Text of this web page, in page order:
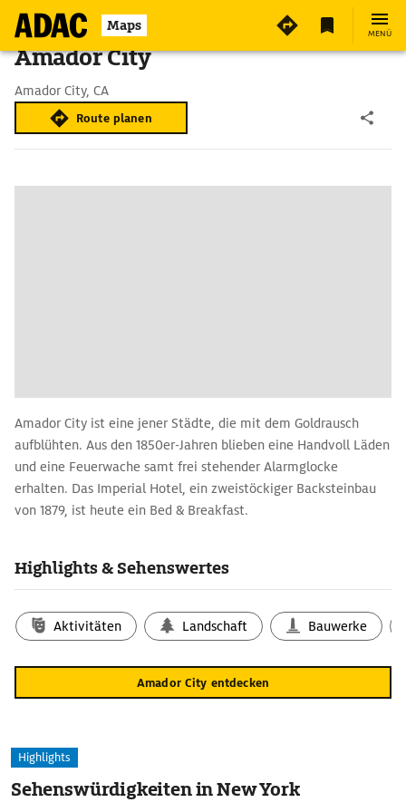
Maps MENÜ
Amador City
Amador City, CA
Route planen
Amador City ist eine jener Städte, die mit dem Goldrausch
aufblühten. Aus den 1850er-Jahren blieben eine Handvoll Läden
und eine Feuerwache samt frei stehender Alarmglocke
erhalten. Das Imperial Hotel, ein zweistöckiger Backsteinbau
von 1879, ist heute ein Bed & Breakfast.
Highlights & Sehenswertes
Aktivitäten Landschaft Bauwerke
Amador City entdecken
Highlights
Sehenswürdigkeiten in New York